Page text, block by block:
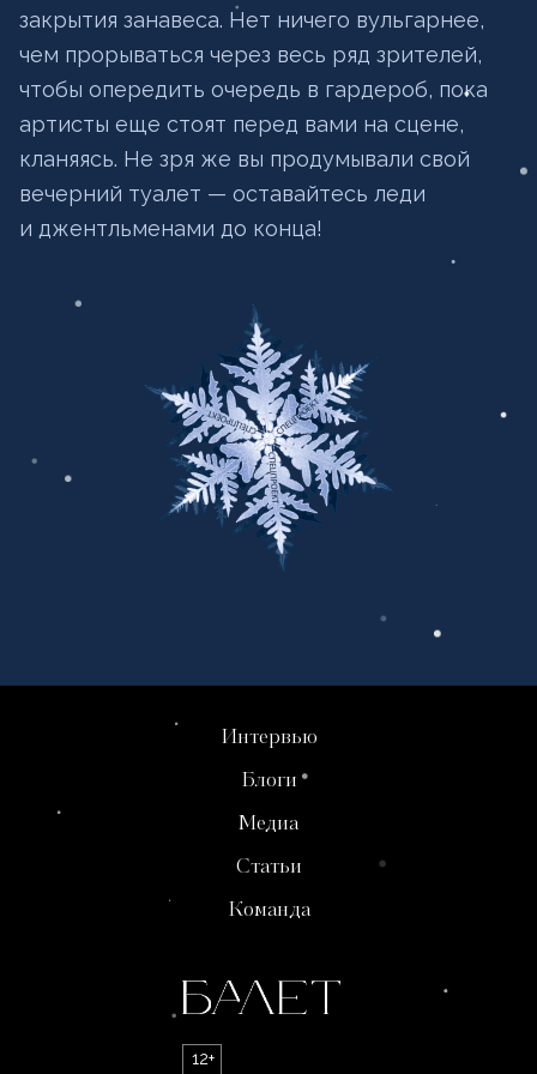
закрытия занавеса. Нет ничего вульгарнее,
чем прорываться через весь ряд зрителей,
чтобы опередить очередь в гардероб, пока
артисты еще стоят перед вами на сцене,
кланяясь. Не зря же вы продумывали свой
вечерний туалет — оставайтесь леди
и джентльменами до конца!
Интервью
Блоги
Медиа
Статьи
Команда
12+